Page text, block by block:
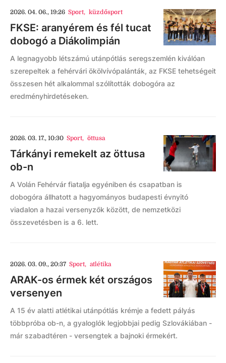
2026. 04. 06., 19:26 Sport, küzdősport
FKSE: aranyérem és fél tucat
dobogó a Diákolimpián
A legnagyobb létszámú utánpótlás seregszemlén kiválóan
szerepeltek a fehérvári ökölvívópalánták, az FKSE tehetségeit
összesen hét alkalommal szólították dobogóra az
eredményhirdetéseken.
2026. 03. 17., 10:30 Sport, öttusa
Tárkányi remekelt az öttusa
ob-n
A Volán Fehérvár fiatalja egyéniben és csapatban is
dobogóra állhatott a hagyományos budapesti évnyitó
viadalon a hazai versenyzők között, de nemzetközi
összevetésben is a 6. lett.
2026. 03. 09., 20:37 Sport, atlétika
ARAK-os érmek két országos
versenyen
A 15 év alatti atlétikai utánpótlás krémje a fedett pályás
többpróba ob-n, a gyaloglók legjobbjai pedig Szlovákiában -
már szabadtéren - versengtek a bajnoki érmekért.